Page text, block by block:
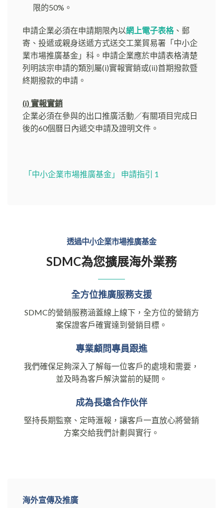
限的50%。
申請企業必須在申請期限內以網上電子表格、郵
寄、投遞或親身送遞方式送交工業貿易署「中小企
業市場推廣基金」科。申請企業應於申請表格清楚
列明該宗申請的類別屬(i)實報實銷或(ii)首期撥款暨
終期撥款的申請。
(i) 實報實銷
企業必須在參與的出口推廣活動／有關項目完成日
後的60個曆日內遞交申請及證明文件。
「中小企業市場推廣基金」 申請指引 1
透過中小企業市場推廣基金
SDMC為您擴展海外業務
全方位推廣服務支援
SDMC的營銷服務涵蓋線上線下，全方位的營銷方
案保證客戶確實達到營銷目標。
專業顧問專員跟進
我們確保足夠深入了解每一位客戶的處境和需要，
並及時為客戶解決當前的疑問。
成為長遠合作伙伴
堅持長期監察、定時滙報，讓客戶一直放心將營銷
方案交給我們計劃與實行。
海外宣傳及推廣